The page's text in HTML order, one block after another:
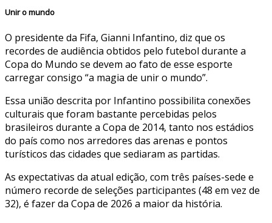
Unir o mundo
O presidente da Fifa, Gianni Infantino, diz que os
recordes de audiência obtidos pelo futebol durante a
Copa do Mundo se devem ao fato de esse esporte
carregar consigo “a magia de unir o mundo”.
Essa união descrita por Infantino possibilita conexões
culturais que foram bastante percebidas pelos
brasileiros durante a Copa de 2014, tanto nos estádios
do país como nos arredores das arenas e pontos
turísticos das cidades que sediaram as partidas.
As expectativas da atual edição, com três países-sede e
número recorde de seleções participantes (48 em vez de
32), é fazer da Copa de 2026 a maior da história.